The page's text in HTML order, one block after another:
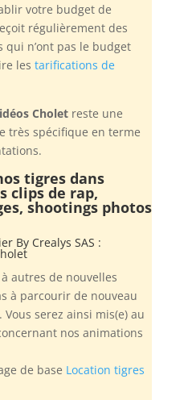
votre budget de
régulièrement des
n’ont pas le budget
les tarifications de
Choletreste une
très spécifique en terme
tigres dans
clips de rap,
shootings photos
By Crealys SAS :
autres de nouvelles
à parcourir de nouveau
serez ainsi mis(e) au
nos animations
de base Location tigres